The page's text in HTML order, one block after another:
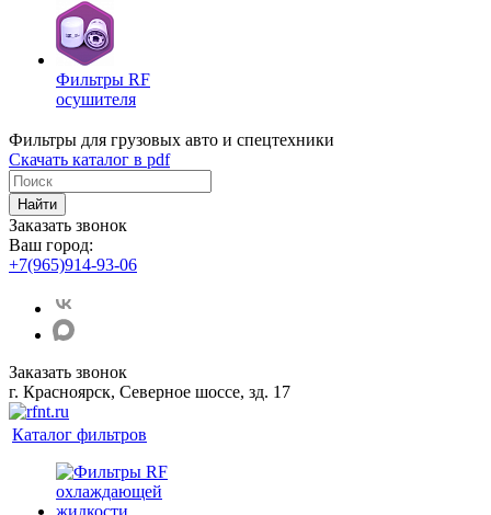
Фильтры RF
осушителя
Фильтры для грузовых авто и спецтехники
Скачать каталог в pdf
Найти
Заказать звонок
Ваш город:
+7(965)914-93-06
Заказать звонок
г. Красноярск, Северное шоссе, зд. 17
Каталог фильтров